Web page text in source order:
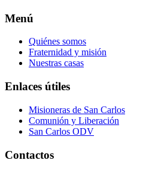
Menú
Quiénes somos
Fraternidad y misión
Nuestras casas
Enlaces útiles
Misioneras de San Carlos
Comunión y Liberación
San Carlos ODV
Contactos